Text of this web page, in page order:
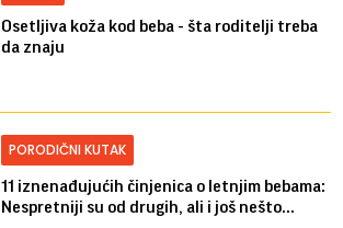
Osetljiva koža kod beba - šta roditelji treba
da znaju
PORODIČNI KUTAK
11 iznenađujućih činjenica o letnjim bebama:
Nespretniji su od drugih, ali i još nešto...